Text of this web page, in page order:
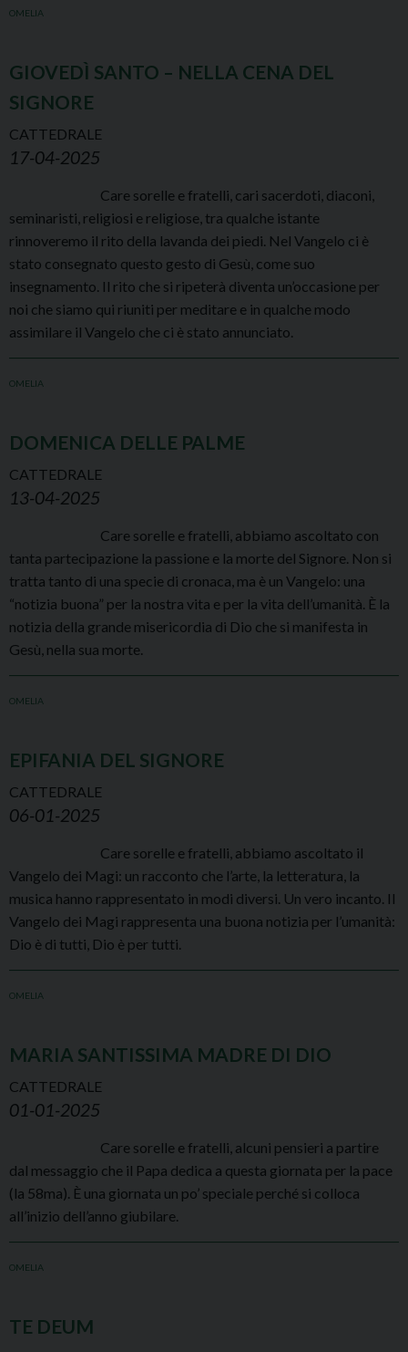
OMELIA
GIOVEDÌ SANTO – NELLA CENA DEL
SIGNORE
CATTEDRALE
17-04-2025
Care sorelle e fratelli, cari sacerdoti, diaconi,
seminaristi, religiosi e religiose, tra qualche istante
rinnoveremo il rito della lavanda dei piedi. Nel Vangelo ci è
stato consegnato questo gesto di Gesù, come suo
insegnamento. Il rito che si ripeterà diventa un’occasione per
noi che siamo qui riuniti per meditare e in qualche modo
assimilare il Vangelo che ci è stato annunciato.
OMELIA
DOMENICA DELLE PALME
CATTEDRALE
13-04-2025
Care sorelle e fratelli, abbiamo ascoltato con
tanta partecipazione la passione e la morte del Signore. Non si
tratta tanto di una specie di cronaca, ma è un Vangelo: una
“notizia buona” per la nostra vita e per la vita dell’umanità. È la
notizia della grande misericordia di Dio che si manifesta in
Gesù, nella sua morte.
OMELIA
EPIFANIA DEL SIGNORE
CATTEDRALE
06-01-2025
Care sorelle e fratelli, abbiamo ascoltato il
Vangelo dei Magi: un racconto che l’arte, la letteratura, la
musica hanno rappresentato in modi diversi. Un vero incanto. Il
Vangelo dei Magi rappresenta una buona notizia per l’umanità:
Dio è di tutti, Dio è per tutti.
OMELIA
MARIA SANTISSIMA MADRE DI DIO
CATTEDRALE
01-01-2025
Care sorelle e fratelli, alcuni pensieri a partire
dal messaggio che il Papa dedica a questa giornata per la pace
(la 58ma). È una giornata un po’ speciale perché si colloca
all’inizio dell’anno giubilare.
OMELIA
TE DEUM